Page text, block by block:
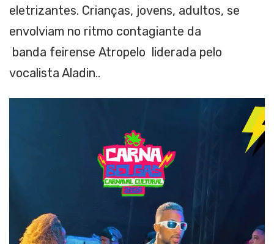
eletrizantes. Crianças, jovens, adultos, se
envolviam no ritmo contagiante da
banda feirense Atropelo liderada pelo
vocalista Aladin..